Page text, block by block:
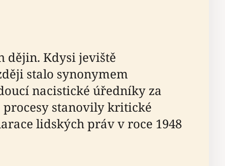
dějin. Kdysi jeviště
stalo synonymem
nacistické úředníky za
procesy stanovily kritické
lidských práv v roce 1948